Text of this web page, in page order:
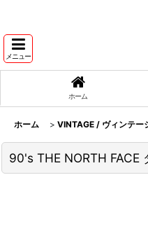
メニュー
ホーム
ホーム > VINTAGE / ヴィンテー
90's THE NORTH FACE